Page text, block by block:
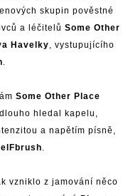
skupin pověstné
a léčitelů Some Other
Havelky, vystupujícího
.
Some Other Place
hledal kapelu,
a napětím písně,
.
vzniklo z jamování něco